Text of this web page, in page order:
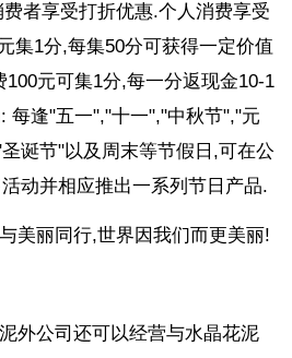
者享受打折优惠.个人消费享受
集1分,每集50分可获得一定价值
元可集1分,每一分返现金10-1
每逢"五一","十一","中秋节","元
诞节"以及周末等节假日,可在公
动并相应推出一系列节日产品.
美丽同行,世界因我们而更美丽!
外公司还可以经营与水晶花泥